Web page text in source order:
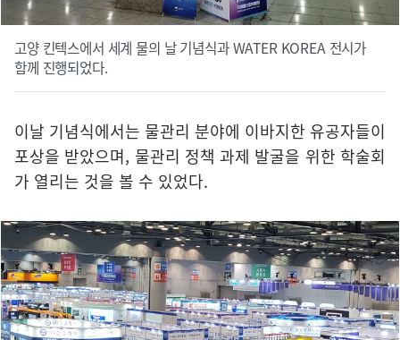
고양 킨텍스에서 세계 물의 날 기념식과 WATER KOREA 전시가
함께 진행되었다.
이날 기념식에서는 물관리 분야에 이바지한 유공자들이
포상을 받았으며, 물관리 정책 과제 발굴을 위한 학술회
가 열리는 것을 볼 수 있었다.